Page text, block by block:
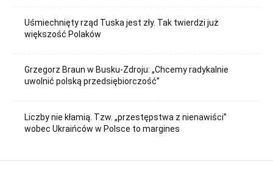
Uśmiechnięty rząd Tuska jest zły. Tak twierdzi już
większość Polaków
Grzegorz Braun w Busku-Zdroju: „Chcemy radykalnie
uwolnić polską przedsiębiorczość”
Liczby nie kłamią. Tzw. „przestępstwa z nienawiści”
wobec Ukraińców w Polsce to margines